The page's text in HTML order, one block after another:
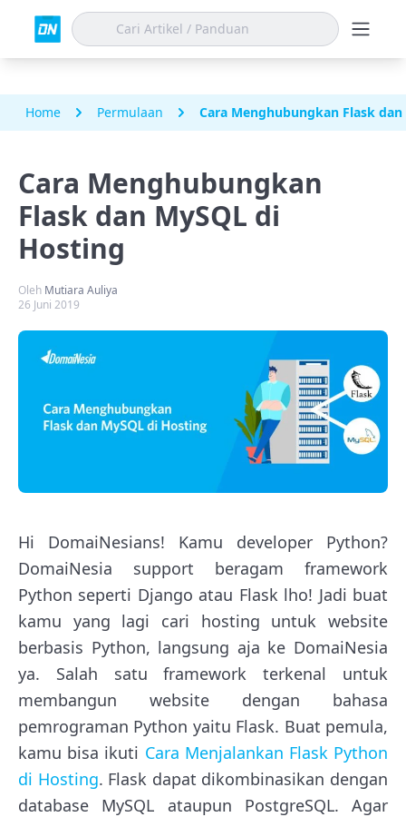
Home Permulaan Cara Menghubungkan Flask
Cara Menghubungkan
Flask dan MySQL di
Hosting
Oleh Mutiara Auliya
26 Juni 2019
Hi DomaiNesians! Kamu developer Python?
DomaiNesia support beragam framework
Python seperti Django atau Flask lho! Jadi buat
kamu yang lagi cari hosting untuk website
berbasis Python, langsung aja ke DomaiNesia
ya. Salah satu framework terkenal untuk
membangun website dengan bahasa
pemrograman Python yaitu Flask. Buat pemula,
kamu bisa ikuti Cara Menjalankan Flask Python
di Hosting. Flask dapat dikombinasikan dengan
database MySQL ataupun PostgreSQL. Agar